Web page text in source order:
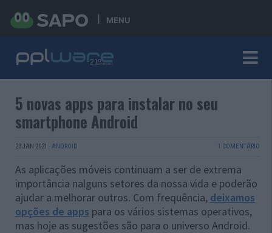
MENU
5 novas apps para instalar no seu
smartphone Android
23 JAN 2021 · ANDROID 1 COMENTÁRIO
As aplicações móveis continuam a ser de extrema
importância nalguns setores da nossa vida e poderão
ajudar a melhorar outros. Com frequência, deixamos
opções de apps para os vários sistemas operativos,
mas hoje as sugestões são para o universo Android.